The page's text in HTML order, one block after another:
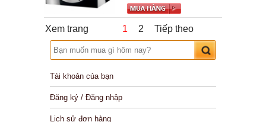
Xem trang 1 2 Tiếp theo
Tài khoản của bạn
Đăng ký / Đăng nhập
Lịch sử đơn hàng